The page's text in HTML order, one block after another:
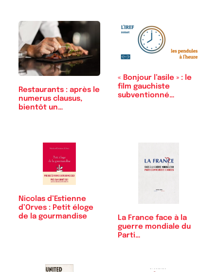
Restaurants : après le
numerus clausus,
bientôt un…
« Bonjour l’asile » : le
film gauchiste
subventionné…
Nicolas d’Estienne
d’Orves : Petit éloge
de la gourmandise
La France face à la
guerre mondiale du
Parti…